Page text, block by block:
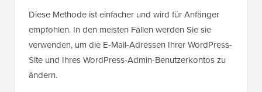
Diese Methode ist einfacher und wird für Anfänger
empfohlen. In den meisten Fällen werden Sie sie
verwenden, um die E-Mail-Adressen Ihrer WordPress-
Site und Ihres WordPress-Admin-Benutzerkontos zu
ändern.